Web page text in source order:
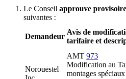
Le Conseil approuve
suivantes :
Demandeur
Avis de
tarifaire et
Norouestel
AMT 973
Modification au
montages